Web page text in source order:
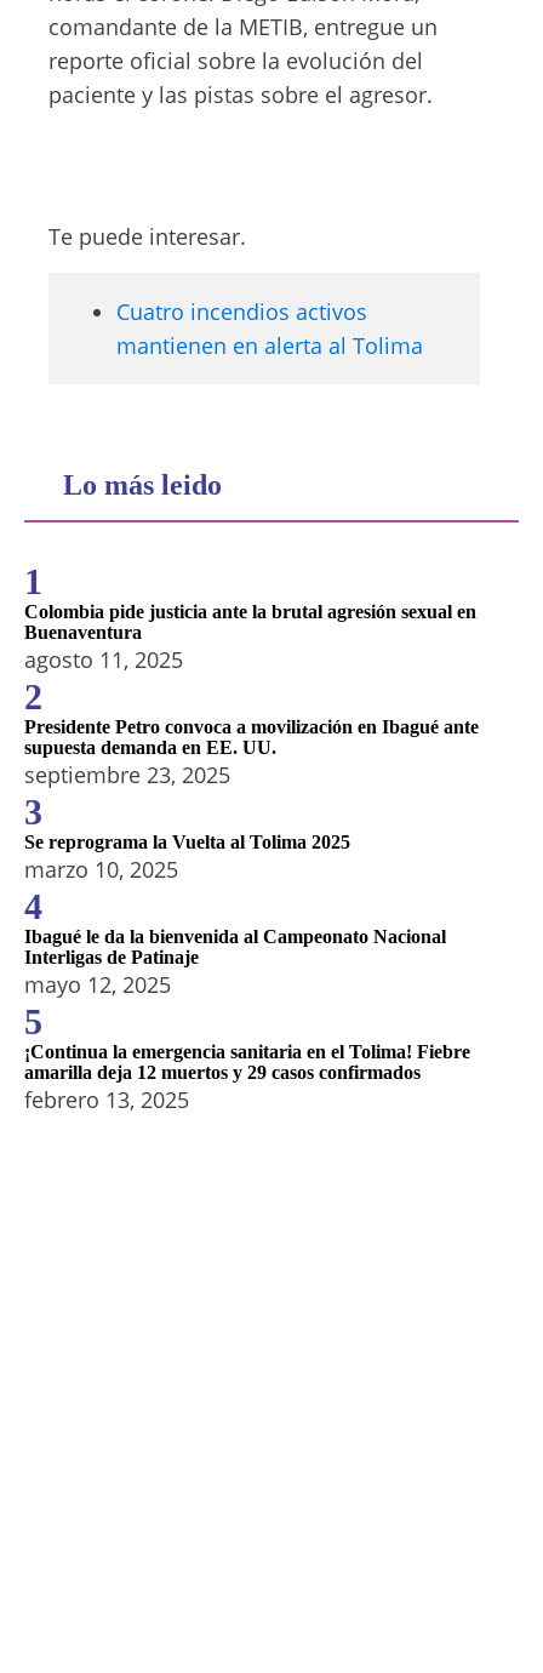
comandante de la METIB, entregue un
reporte oficial sobre la evolución del
paciente y las pistas sobre el agresor.
Te puede interesar.
Cuatro incendios activos
mantienen en alerta al Tolima
Lo más leido
1
Colombia pide justicia ante la brutal agresión sexual en
Buenaventura
agosto 11, 2025
2
Presidente Petro convoca a movilización en Ibagué ante
supuesta demanda en EE. UU.
septiembre 23, 2025
3
Se reprograma la Vuelta al Tolima 2025
marzo 10, 2025
4
Ibagué le da la bienvenida al Campeonato Nacional
Interligas de Patinaje
mayo 12, 2025
5
¡Continua la emergencia sanitaria en el Tolima! Fiebre
amarilla deja 12 muertos y 29 casos confirmados
febrero 13, 2025